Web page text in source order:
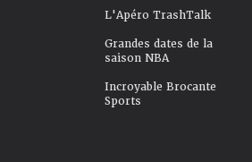
L'Apéro TrashTalk
Grandes dates de la
saison NBA
Incroyable Brocante
Sports